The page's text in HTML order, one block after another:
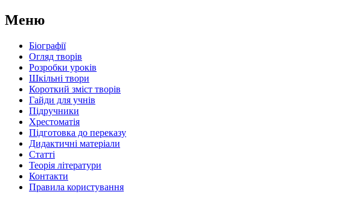
Меню
Біографії
Огляд творів
Розробки уроків
Шкільні твори
Короткий зміст творів
Гайди для учнів
Підручники
Хрестоматія
Підготовка до переказу
Дидактичні матеріали
Статті
Теорія літератури
Контакти
Правила користування